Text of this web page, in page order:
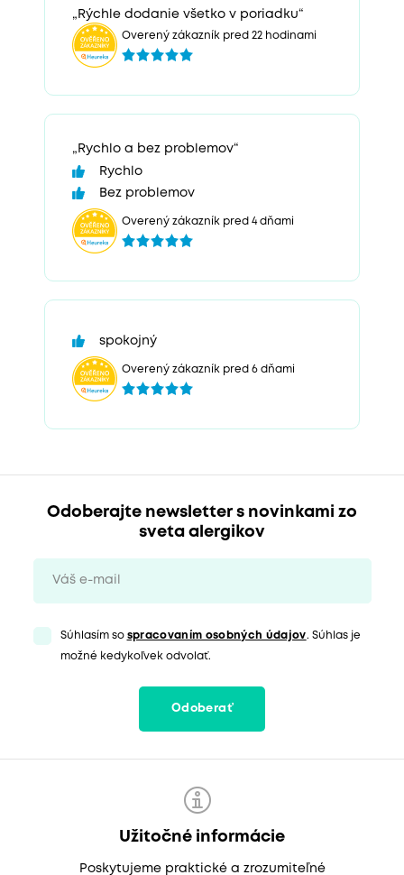
„Rýchle dodanie všetko v poriadku“
Overený zákazník pred 22 hodinami
„Rychlo a bez problemov“
Rychlo
Bez problemov
Overený zákazník pred 4 dňami
spokojný
Overený zákazník pred 6 dňami
Odoberajte newsletter s novinkami zo
sveta alergikov
Súhlasím so spracovaním osobných údajov. Súhlas je
možné kedykoľvek odvolať.
Odoberať
Užitočné informácie
Poskytujeme praktické a zrozumiteľné